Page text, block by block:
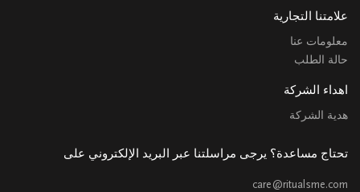
علامتنا التجارية
معلومات عنا
حالة الطلب
اهداء الشركة
هدية الشركة
تحتاج مساعدة؟ يرجى مراسلتنا عبر البريد الإلكتروني على
care@ritualsme.com